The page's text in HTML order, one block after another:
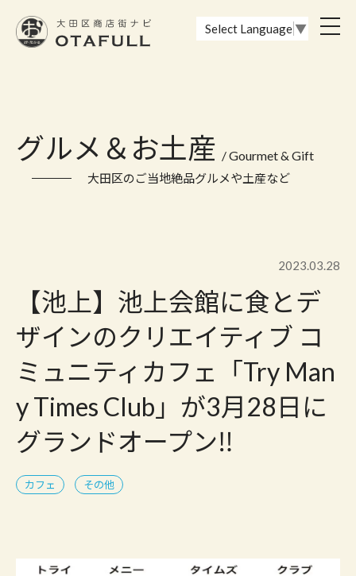
Select Language ▼
グルメ＆お土産 / Gourmet & Gift
大田区のご当地絶品グルメや土産など
2023.03.28
【池上】池上会館に食とデ
ザインのクリエイティブ コ
ミュニティカフェ「Try Man
y Times Club」が3月28日に
グランドオープン‼
カフェ その他